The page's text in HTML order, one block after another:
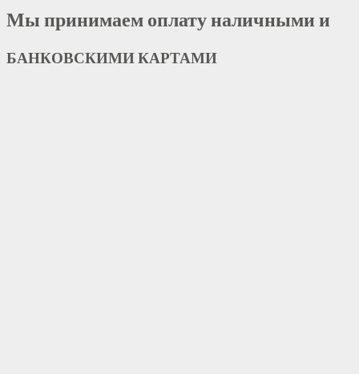
Мы принимаем оплату наличными и
БАНКОВСКИМИ КАРТАМИ